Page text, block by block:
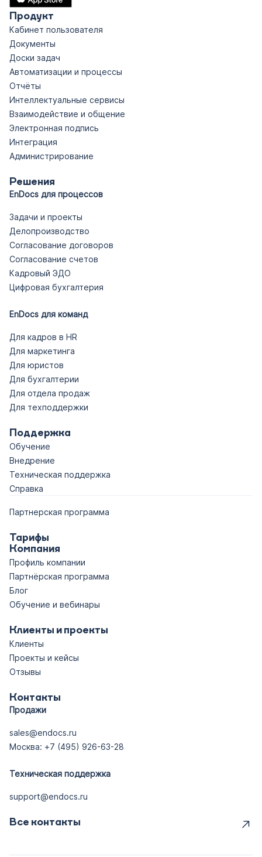
Продукт
Кабинет пользователя
Документы
Доски задач
Автоматизации и процессы
Отчёты
Интеллектуальные сервисы
Взаимодействие и общение
Электронная подпись
Интеграция
Администрирование
Решения
EnDocs для процессов
Задачи и проекты
Делопроизводство
Согласование договоров
Согласование счетов
Кадровый ЭДО
Цифровая бухгалтерия
EnDocs для команд
Для кадров в HR
Для маркетинга
Для юристов
Для бухгалтерии
Для отдела продаж
Для техподдержки
Поддержка
Обучение
Внедрение
Техническая поддержка
Справка
Партнерская программа
Тарифы
Компания
Профиль компании
Партнёрская программа
Блог
Обучение и вебинары
Клиенты и проекты
Клиенты
Проекты и кейсы
Отзывы
Контакты
Продажи
sales@endocs.ru
Москва: +7 (495) 926-63-28
Техническая поддержка
support@endocs.ru
Все контакты